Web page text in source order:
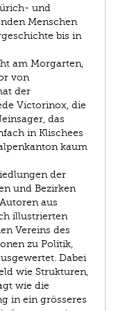
und
Menschen
bis in
am Morgarten,
von
der
Victorinox, die
das
in Klischees
kaum
der
und Bezirken
aus
illustrierten
Vereins des
zu Politik,
Dabei
wie Strukturen,
wie die
in ein grösseres